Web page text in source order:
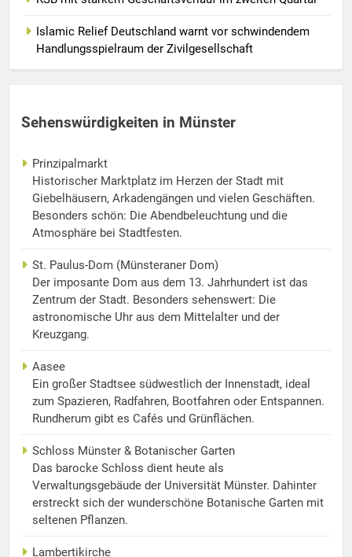
Islamic Relief Deutschland warnt vor schwindendem
Handlungsspielraum der Zivilgesellschaft
Sehenswürdigkeiten in Münster
Prinzipalmarkt
Historischer Marktplatz im Herzen der Stadt mit
Giebelhäusern, Arkadengängen und vielen Geschäften.
Besonders schön: Die Abendbeleuchtung und die
Atmosphäre bei Stadtfesten.
St. Paulus-Dom (Münsteraner Dom)
Der imposante Dom aus dem 13. Jahrhundert ist das
Zentrum der Stadt. Besonders sehenswert: Die
astronomische Uhr aus dem Mittelalter und der
Kreuzgang.
Aasee
Ein großer Stadtsee südwestlich der Innenstadt, ideal
zum Spazieren, Radfahren, Bootfahren oder Entspannen.
Rundherum gibt es Cafés und Grünflächen.
Schloss Münster & Botanischer Garten
Das barocke Schloss dient heute als
Verwaltungsgebäude der Universität Münster. Dahinter
erstreckt sich der wunderschöne Botanische Garten mit
seltenen Pflanzen.
Lambertikirche